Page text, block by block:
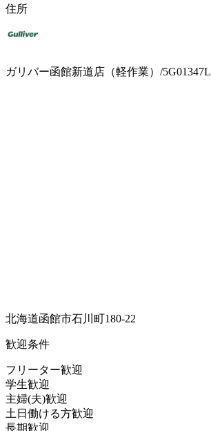
住所
ガリバー函館新道店（軽作業）/5G01347L
北海道函館市石川町180-22
歓迎条件
フリーター歓迎
学生歓迎
主婦(夫)歓迎
土日働ける方歓迎
長期歓迎